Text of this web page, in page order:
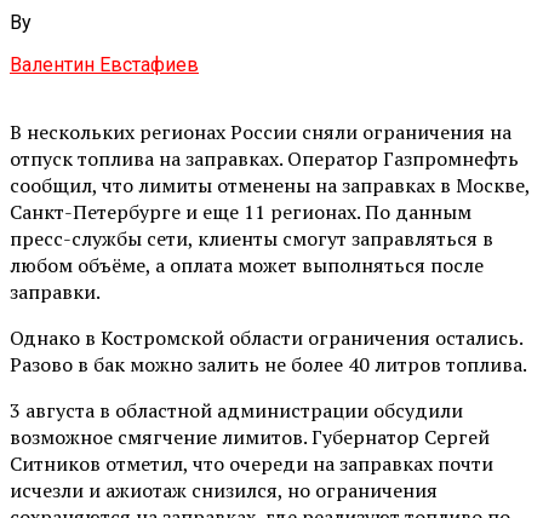
By
Валентин Евстафиев
В нескольких регионах России сняли ограничения на
отпуск топлива на заправках. Оператор Газпромнефть
сообщил, что лимиты отменены на заправках в Москве,
Санкт-Петербурге и еще 11 регионах. По данным
пресс-службы сети, клиенты смогут заправляться в
любом объёме, а оплата может выполняться после
заправки.
Однако в Костромской области ограничения остались.
Разово в бак можно залить не более 40 литров топлива.
3 августа в областной администрации обсудили
возможное смягчение лимитов. Губернатор Сергей
Ситников отметил, что очереди на заправках почти
исчезли и ажиотаж снизился, но ограничения